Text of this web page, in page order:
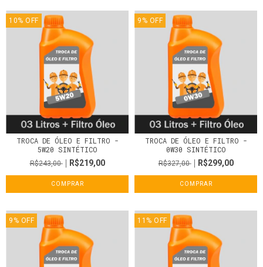
10% OFF
TROCA DE ÓLEO E FILTRO -
5W20 SINTÉTICO
R$243,00 R$219,00
COMPRAR
9 % OFF
TROCA DE ÓLEO E FILTRO -
0W30 SINTÉTICO
R$327,00 R$299,00
COMPRAR
9 % OFF 11 % OFF